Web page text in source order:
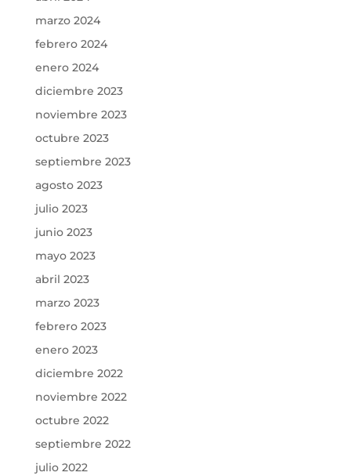
marzo 2024
febrero 2024
enero 2024
diciembre 2023
noviembre 2023
octubre 2023
septiembre 2023
agosto 2023
julio 2023
junio 2023
mayo 2023
abril 2023
marzo 2023
febrero 2023
enero 2023
diciembre 2022
noviembre 2022
octubre 2022
septiembre 2022
julio 2022